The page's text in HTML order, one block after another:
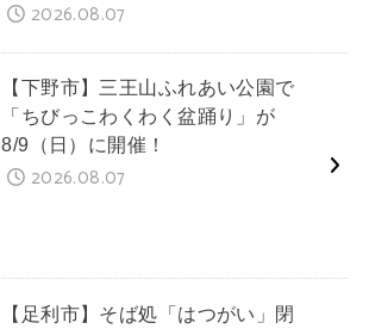
2026.08.07
【下野市】三王山ふれあい公園で
「ちびっこわくわく盆踊り」が
8/9（日）に開催！
2026.08.07
【足利市】そば処「はつがい」閉